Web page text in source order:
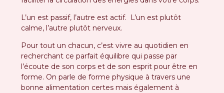
L’un est passif, l’autre est actif. L’un est plutôt
calme, l’autre plutôt nerveux.
Pour tout un chacun, c’est vivre au quotidien en
recherchant ce parfait équilibre qui passe par
l’écoute de son corps et de son esprit pour être en
forme. On parle de forme physique à travers une
bonne alimentation certes mais également à